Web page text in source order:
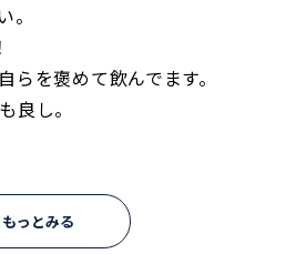
。
らを褒めて飲んでます。
良し。
もっとみる